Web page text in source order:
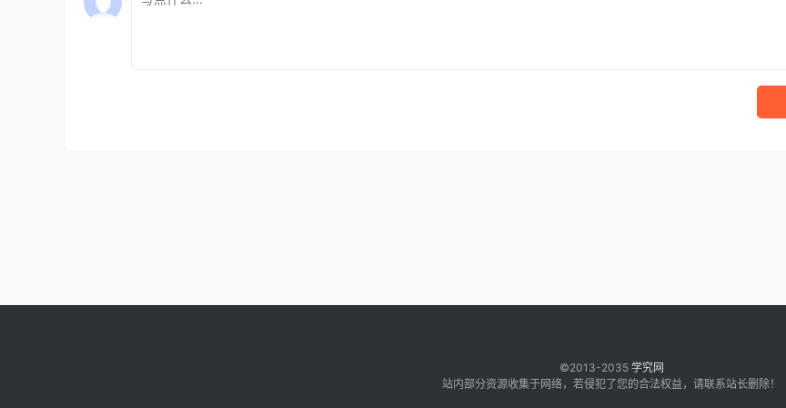
©2013-2035 学究网
站内部分资源收集于网络，若侵犯了您的合法权益，请联系站长删除！